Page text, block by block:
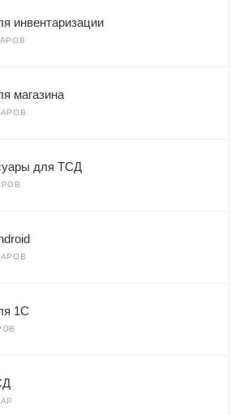
инвентаризации
магазина
для ТСД
1С